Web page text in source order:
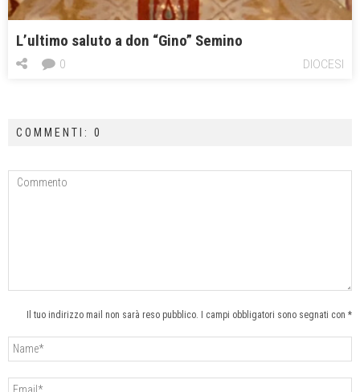
L’ultimo saluto a don “Gino” Semino
DIOCESI
0
COMMENTI: 0
Il tuo indirizzo mail non sarà reso pubblico. I campi obbligatori sono segnati con *